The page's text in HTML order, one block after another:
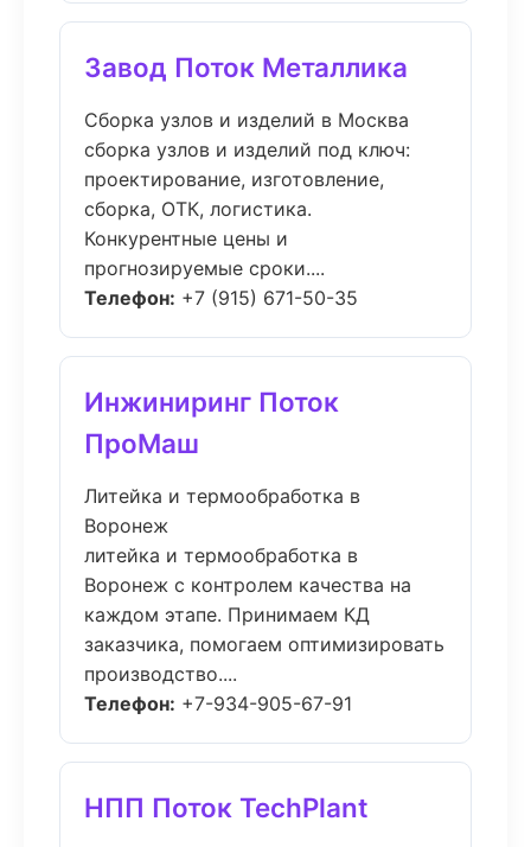
Завод Поток Металлика
Сборка узлов и изделий в Москва
сборка узлов и изделий под ключ:
проектирование, изготовление,
сборка, ОТК, логистика.
Конкурентные цены и
прогнозируемые сроки....
Телефон: +7 (915) 671-50-35
Инжиниринг Поток
ПроМаш
Литейка и термообработка в
Воронеж
литейка и термообработка в
Воронеж с контролем качества на
каждом этапе. Принимаем КД
заказчика, помогаем оптимизировать
производство....
Телефон: +7-934-905-67-91
НПП Поток TechPlant